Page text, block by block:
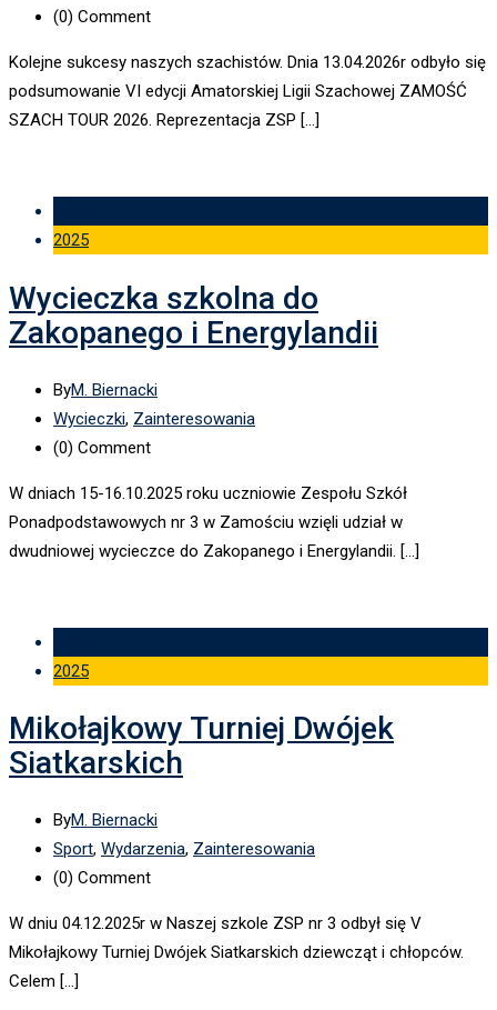
(0) Comment
Kolejne sukcesy naszych szachistów. Dnia 13.04.2026r odbyło się
podsumowanie VI edycji Amatorskiej Ligii Szachowej ZAMOŚĆ
SZACH TOUR 2026. Reprezentacja ZSP […]
2025
Wycieczka szkolna do
Zakopanego i Energylandii
ByM. Biernacki
Wycieczki, Zainteresowania
(0) Comment
W dniach 15-16.10.2025 roku uczniowie Zespołu Szkół
Ponadpodstawowych nr 3 w Zamościu wzięli udział w
dwudniowej wycieczce do Zakopanego i Energylandii. […]
2025
Mikołajkowy Turniej Dwójek
Siatkarskich
ByM. Biernacki
Sport, Wydarzenia, Zainteresowania
(0) Comment
W dniu 04.12.2025r w Naszej szkole ZSP nr 3 odbył się V
Mikołajkowy Turniej Dwójek Siatkarskich dziewcząt i chłopców.
Celem […]